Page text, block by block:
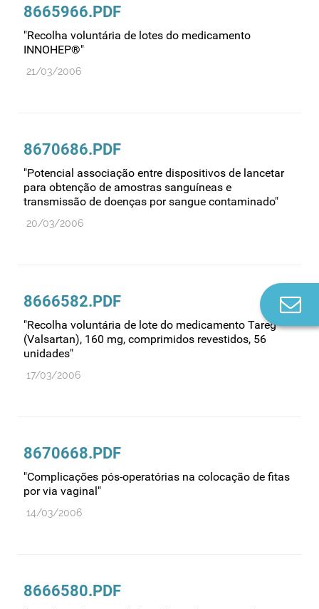
8665966.PDF
"Recolha voluntária de lotes do medicamento
INNOHEP®"
21/03/2006
8670686.PDF
"Potencial associação entre dispositivos de lancetar
para obtenção de amostras sanguíneas e
transmissão de doenças por sangue contaminado"
20/03/2006
8666582.PDF
"Recolha voluntária de lote do medicamento Tareg
(Valsartan), 160 mg, comprimidos revestidos, 56
unidades"
17/03/2006
8670668.PDF
"Complicações pós-operatórias na colocação de fitas
por via vaginal"
14/03/2006
8666580.PDF